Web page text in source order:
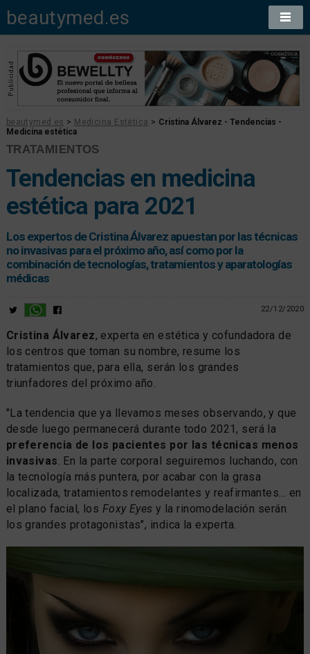
beautymed.es
beautymed.es > Medicina Estética > Cristina Álvarez - Tendencias -
Medicina estética
TRATAMIENTOS
Tendencias en medicina
estética para 2021
Los expertos de Cristina Álvarez apuestan por las técnicas
no invasivas para el próximo año, así como por la
combinación de tecnologías, tratamientos y aparatologías
médicas
22/12/2020
Cristina Álvarez, experta en estética y cofundadora de
los centros que toman su nombre, resume los
tratamientos que, para ella, serán los grandes
triunfadores del próximo año.
"La tendencia que ya llevamos meses observando, y que
desde luego permanecerá durante todo 2021, será la
preferencia de los pacientes por las técnicas menos
invasivas. En la parte corporal seguiremos luchando, con
la tecnología más puntera, por acabar con la grasa
localizada, tratamientos remodelantes y reafirmantes... en
el plano facial, los Foxy Eyes y la rinomodelación serán
los grandes protagonistas", indica la experta.